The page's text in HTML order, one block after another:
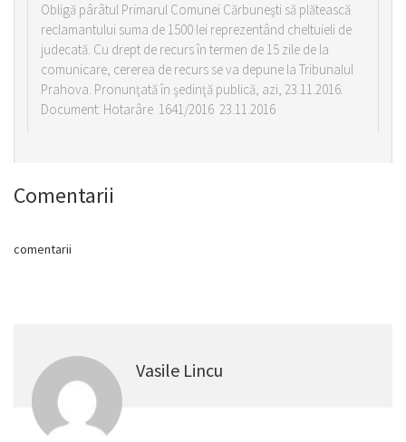
Obligă pârâtul Primarul Comunei Cărbuneşti să plătească
reclamantului suma de 1500 lei reprezentând cheltuieli de
judecată. Cu drept de recurs în termen de 15 zile de la
comunicare, cererea de recurs se va depune la Tribunalul
Prahova. Pronunţată în şedinţă publică, azi, 23.11.2016.
Document: Hotarâre 1641/2016 23.11.2016
Comentarii
comentarii
Vasile Lincu